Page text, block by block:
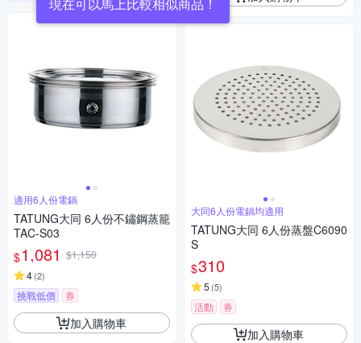
適用6人份電鍋
TATUNG大同 6人份不鏽鋼蒸籠
TAC-S03
$1,081 $1,150
4(2)
挑戰低價 券
加入購物車
大同6人份電鍋均適用
TATUNG大同 6人份蒸盤C6090
S
$310
5 (5)
活動 券
加入購物車